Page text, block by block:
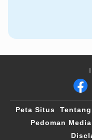
Peta Situs
Pedoman